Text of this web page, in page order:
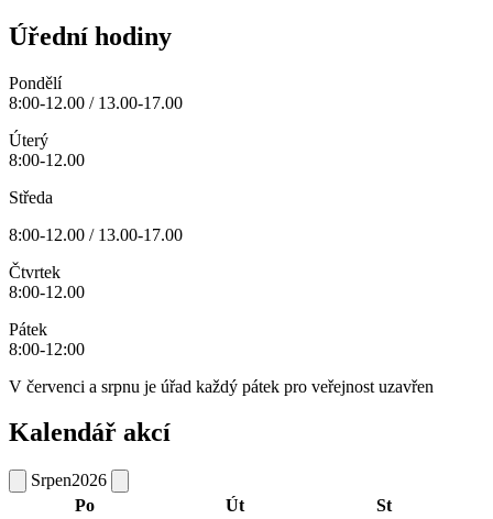
Úřední hodiny
Pondělí
8:00-12.00 / 13.00-17.00
Úterý
8:00-12.00
Středa
8:00-12.00 / 13.00-17.00
Čtvrtek
8:00-12.00
Pátek
8:00-12:00
V červenci a srpnu je úřad každý pátek pro veřejnost uzavřen
Kalendář akcí
Srpen2026
Po
Út
St